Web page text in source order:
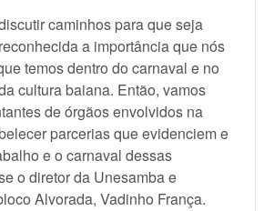
caminhos para que seja
a importância que nós
temos dentro do carnaval e no
cultura baiana. Então, vamos
de órgãos envolvidos na
parcerias que evidenciem e
e o carnaval dessas
o diretor da Unesamba e
Alvorada, Vadinho França.